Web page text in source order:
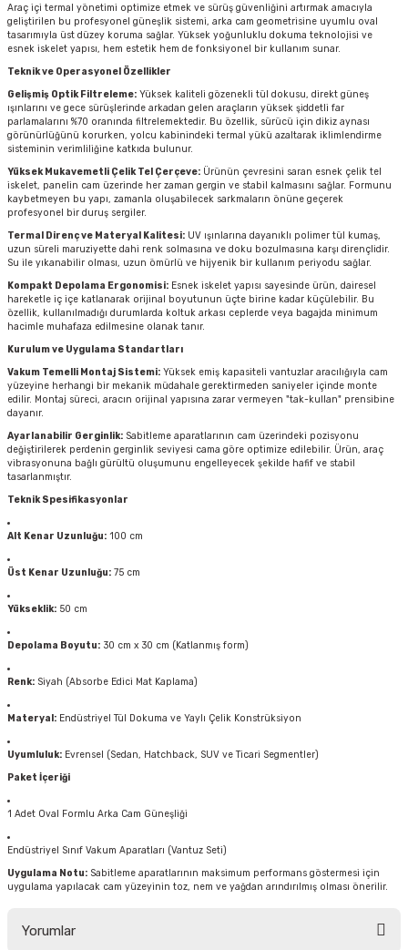
Araç içi termal yönetimi optimize etmek ve sürüş güvenliğini artırmak amacıyla
geliştirilen bu profesyonel güneşlik sistemi, arka cam geometrisine uyumlu oval
tasarımıyla üst düzey koruma sağlar. Yüksek yoğunluklu dokuma teknolojisi ve
esnek iskelet yapısı, hem estetik hem de fonksiyonel bir kullanım sunar.
Teknik ve Operasyonel Özellikler
Gelişmiş Optik Filtreleme: Yüksek kaliteli gözenekli tül dokusu, direkt güneş
ışınlarını ve gece sürüşlerinde arkadan gelen araçların yüksek şiddetli far
parlamalarını %70 oranında filtrelemektedir. Bu özellik, sürücü için dikiz aynası
görünürlüğünü korurken, yolcu kabinindeki termal yükü azaltarak iklimlendirme
sisteminin verimliliğine katkıda bulunur.
Yüksek Mukavemetli Çelik Tel Çerçeve: Ürünün çevresini saran esnek çelik tel
iskelet, panelin cam üzerinde her zaman gergin ve stabil kalmasını sağlar. Formunu
kaybetmeyen bu yapı, zamanla oluşabilecek sarkmaların önüne geçerek
profesyonel bir duruş sergiler.
Termal Direnç ve Materyal Kalitesi: UV ışınlarına dayanıklı polimer tül kumaş,
uzun süreli maruziyette dahi renk solmasına ve doku bozulmasına karşı dirençlidir.
Su ile yıkanabilir olması, uzun ömürlü ve hijyenik bir kullanım periyodu sağlar.
Kompakt Depolama Ergonomisi: Esnek iskelet yapısı sayesinde ürün, dairesel
hareketle iç içe katlanarak orijinal boyutunun üçte birine kadar küçülebilir. Bu
özellik, kullanılmadığı durumlarda koltuk arkası ceplerde veya bagajda minimum
hacimle muhafaza edilmesine olanak tanır.
Kurulum ve Uygulama Standartları
Vakum Temelli Montaj Sistemi: Yüksek emiş kapasiteli vantuzlar aracılığıyla cam
yüzeyine herhangi bir mekanik müdahale gerektirmeden saniyeler içinde monte
edilir. Montaj süreci, aracın orijinal yapısına zarar vermeyen "tak-kullan" prensibine
dayanır.
Ayarlanabilir Gerginlik: Sabitleme aparatlarının cam üzerindeki pozisyonu
değiştirilerek perdenin gerginlik seviyesi cama göre optimize edilebilir. Ürün, araç
vibrasyonuna bağlı gürültü oluşumunu engelleyecek şekilde hafif ve stabil
tasarlanmıştır.
Teknik Spesifikasyonlar
Alt Kenar Uzunluğu: 100 cm
Üst Kenar Uzunluğu: 75 cm
Yükseklik: 50 cm
Depolama Boyutu: 30 cm x 30 cm (Katlanmış form)
Renk: Siyah (Absorbe Edici Mat Kaplama)
Materyal: Endüstriyel Tül Dokuma ve Yaylı Çelik Konstrüksiyon
Uyumluluk: Evrensel (Sedan, Hatchback, SUV ve Ticari Segmentler)
Paket İçeriği
1 Adet Oval Formlu Arka Cam Güneşliği
Endüstriyel Sınıf Vakum Aparatları (Vantuz Seti)
Uygulama Notu: Sabitleme aparatlarının maksimum performans göstermesi için
uygulama yapılacak cam yüzeyinin toz, nem ve yağdan arındırılmış olması önerilir.
Yorumlar